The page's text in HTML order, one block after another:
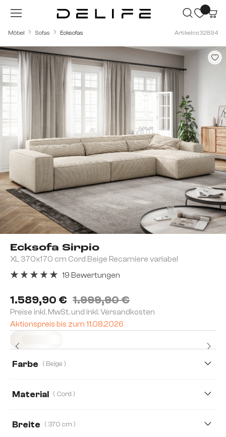
Zum Hauptinhalt springen
Möbel Sofas Ecksofas Artikelnr.: 32894
Ecksofa Sirpio
XL 370x170 cm Cord Beige Recamiere variabel
1.589,90 € 1.999,90 €
Preise inkl. MwSt. und inkl. Versandkosten
Aktionspreis bis zum 11.08.2026
19 Bewertungen
Farbe ( Beige )
Material ( Cord )
Breite ( 370 cm )
Bildergalerie überspringen